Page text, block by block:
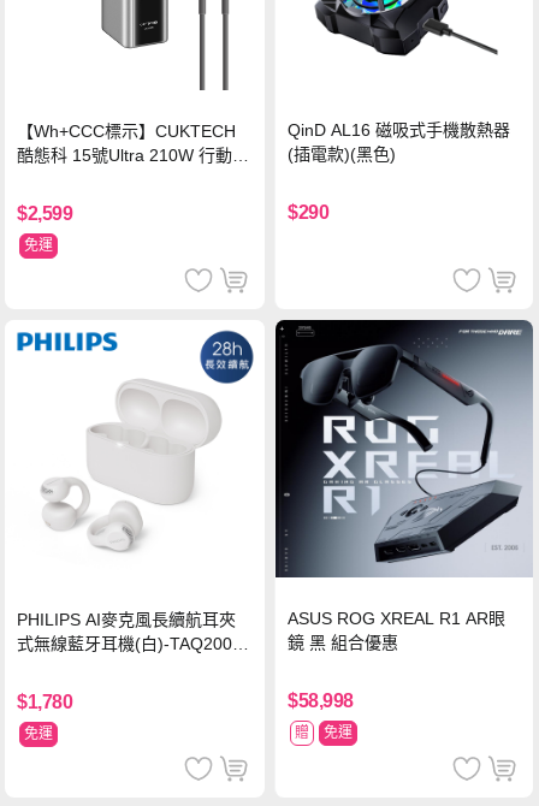
【Wh+CCC標示】CUKTECH
酷態科 15號Ultra 210W 行動電
$2,599
免運
QinD AL16 磁吸式手機散熱器
(插電款)(黑色)
$290
PHILIPS AI麥克風長續航耳夾
式無線藍牙耳機(白)-TAQ2000
$1,780
免運
ASUS ROG XREAL R1 AR眼
鏡 黑 組合優惠
$58,998
贈 免運